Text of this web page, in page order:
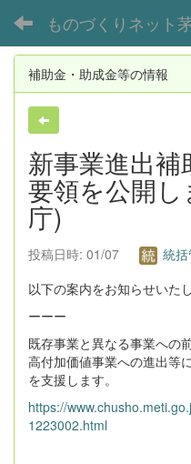
ものづくりネット
補助金・助成金等の情報
新事業進出
要領を公開
庁)
投稿日時: 01/07
統括
以下の案内をお知らせいたし
ーーー
既存事業と異なる事業への
高付加価値事業への進出等
を支援します。
https://
1223002.html